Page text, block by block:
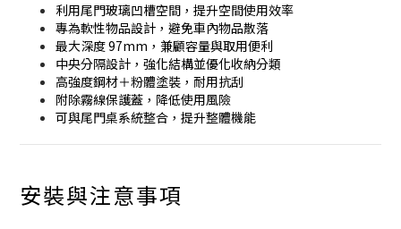
利用尾門玻璃凹槽空間，提升空間使用效率
專為軟性物品設計，避免車內物品散落
最大深度 97mm，兼顧容量與取用便利
中央分隔設計，強化結構並優化收納分類
高強度鋼材＋粉體塗裝，耐用抗刮
附除霧線保護蓋，降低使用風險
可與尾門桌系統整合，提升整體機能
安裝與注意事項